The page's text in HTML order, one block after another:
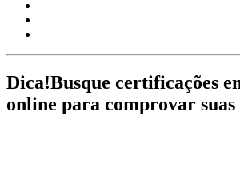
Dica!Busque certificações
online para comprovar